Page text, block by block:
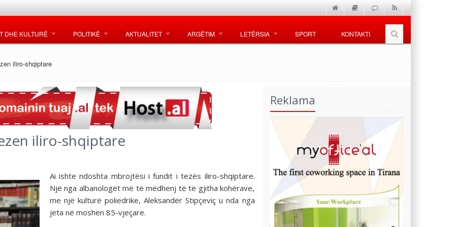
DHE KULTURË POLITIKË AKTUALITET ARGËTIM LETËRSIA SPORT KONTAKTI
iliro-shqiptare
iliro-shqiptare
Ai ishte ndoshta mbrojtësi i fundit i tezës iliro-shqiptare.
Një nga albanologët më të mëdhenj të të gjitha kohërave,
me një kulturë poliedrike, Aleksandër Stipçeviç u nda nga
jeta në moshën 85-vjeçare.
Reklama